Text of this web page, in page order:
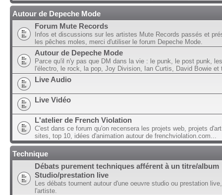
Autour de Depeche Mode
Forum Mute Records
Infos et discussions sur les artistes Mute Records passés et
les pêches moles, merci d'utiliser le forum Depeche Mode.
Autour de Depeche Mode
Parce qu'il n'y pas que DM dans la vie : le punk, le post punk,
l'électro, le rock, la pop, Joy Division, Ian Curtis, David Bowie et
Live Audio
Live Vidéo
L'atelier de French Violation
C'est dans ce forum qu'on recensera les projets web, projets
sites, top 10, idées d'animation autour de frenchviolation.com...
Technique
Débats purement techniques afférent à un titre/album
Studio/prestation live
Les débats tournent autour d'une oeuvre studio ou prestation
l'artiste.